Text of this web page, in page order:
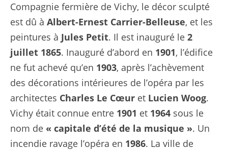
Compagnie fermière de Vichy, le décor sculpté
est dû à Albert-Ernest Carrier-Belleuse, et les
peintures à Jules Petit. Il est inauguré le 2
juillet 1865. Inauguré d’abord en 1901, l’édifice
ne fut achevé qu’en 1903, après l’achèvement
des décorations intérieures de l’opéra par les
architectes Charles Le Cœur et Lucien Woog.
Vichy était connue entre 1901 et 1964 sous le
nom de « capitale d’été de la musique ». Un
incendie ravage l’opéra en 1986. La ville de